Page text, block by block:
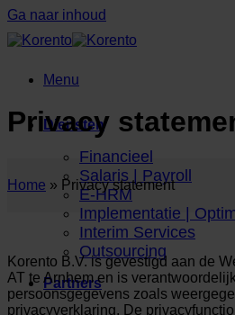
Ga naar inhoud
Menu
Diensten
Financieel
Salaris | Payroll
E-HRM
Implementatie |
Interim Services
Outsourcing
Partners
Privacy
Home » Privacy statement
Korento B.V. is gevestigd aan de
AT te Arnhem en is
persoonsgegevens zoals
privacyverklaring. De